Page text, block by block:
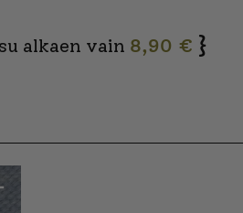
alkaen vain 8,90 € }